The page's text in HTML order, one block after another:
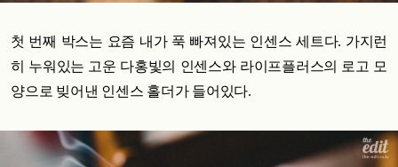
첫 번째 박스는 요즘 내가 푹 빠져있는 인센스 세트다. 가지런
히 누워있는 고운 다홍빛의 인센스와 라이프플러스의 로고 모
양으로 빚어낸 인센스 홀더가 들어있다.